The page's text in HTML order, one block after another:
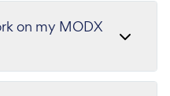
on my MODX